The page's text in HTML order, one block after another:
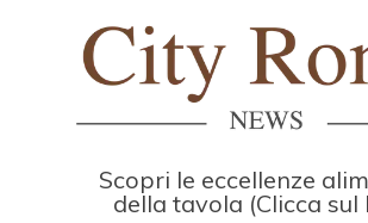
Scopri le eccellenze
della tavola (Clicca sul